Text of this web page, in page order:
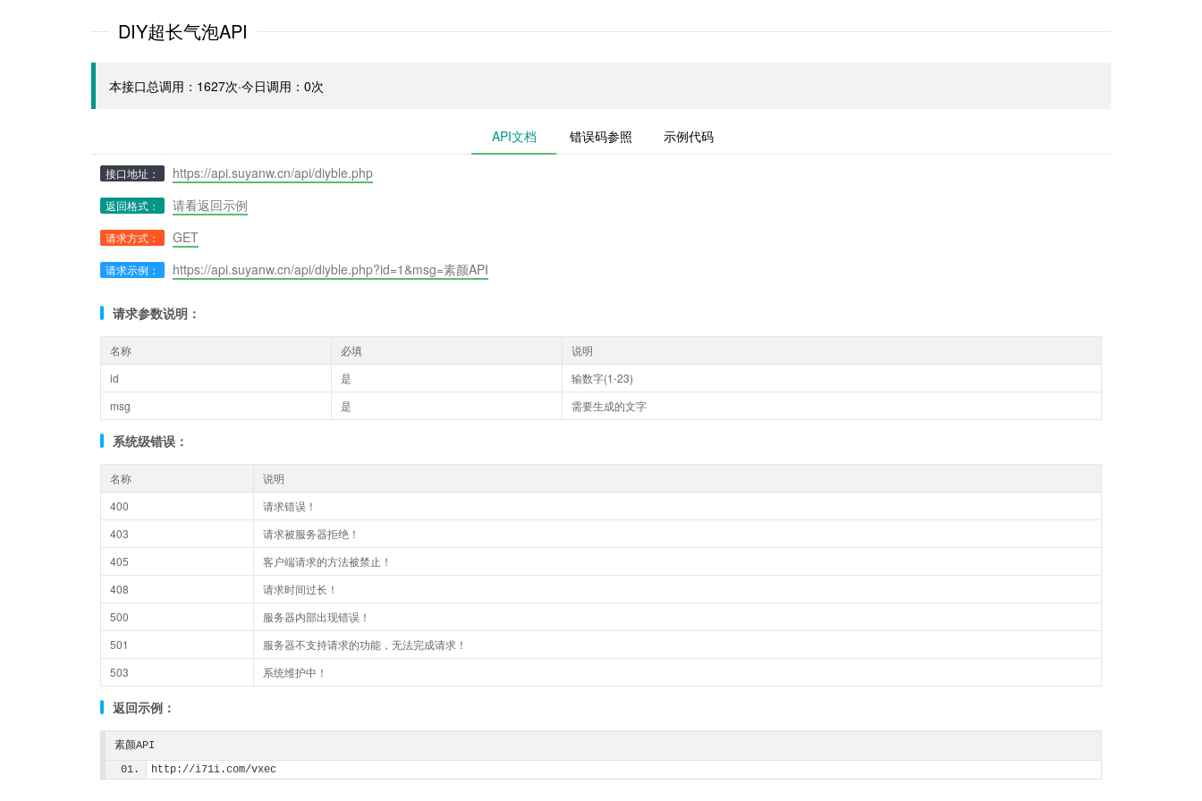
DIY超长气泡API
本接口总调用：1627次·今日调用：0次
API文档 错误码参照 示例代码
接口地址： https://api.suyanw.cn/api/diyble.php
返回格式： 请看返回示例
请求方式： GET
请求示例： https://api.suyanw.cn/api/diyble.php?id=1&msg=素颜API
请求参数说明：
名称 必填
说明
id
是
输数字(1-23)
msg
是 需要生成的文字
系统级错误：
名称
说明
400
请求错误！
403
请求被服务器拒绝！
405
客户端请求的方法被禁止！
408
请求时间过长！
500
服务器内部出现错误！
501
服务器不支持请求的功能，无法完成请求！
503
系统维护中！
返回示例：
素颜API
http://i71i.com/vxec